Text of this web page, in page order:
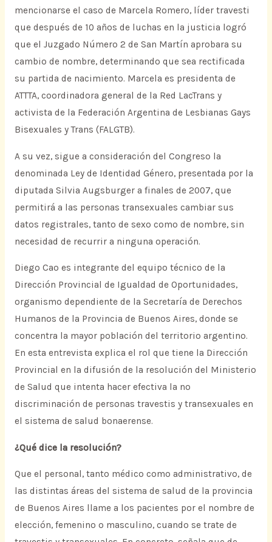
mencionarse el caso de Marcela Romero, líder travesti
que después de 10 años de luchas en la justicia logró
que el Juzgado Número 2 de San Martín aprobara su
cambio de nombre, determinando que sea rectificada
su partida de nacimiento. Marcela es presidenta de
ATTTA, coordinadora general de la Red LacTrans y
activista de la Federación Argentina de Lesbianas Gays
Bisexuales y Trans (FALGTB).
A su vez, sigue a consideración del Congreso la
denominada Ley de Identidad Género, presentada por la
diputada Silvia Augsburger a finales de 2007, que
permitirá a las personas transexuales cambiar sus
datos registrales, tanto de sexo como de nombre, sin
necesidad de recurrir a ninguna operación.
Diego Cao es integrante del equipo técnico de la
Dirección Provincial de Igualdad de Oportunidades,
organismo dependiente de la Secretaría de Derechos
Humanos de la Provincia de Buenos Aires, donde se
concentra la mayor población del territorio argentino.
En esta entrevista explica el rol que tiene la Dirección
Provincial en la difusión de la resolución del Ministerio
de Salud que intenta hacer efectiva la no
discriminación de personas travestis y transexuales en
el sistema de salud bonaerense.
¿Qué dice la resolución?
Que el personal, tanto médico como administrativo, de
las distintas áreas del sistema de salud de la provincia
de Buenos Aires llame a los pacientes por el nombre de
elección, femenino o masculino, cuando se trate de